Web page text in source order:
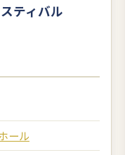
ティバル
ール